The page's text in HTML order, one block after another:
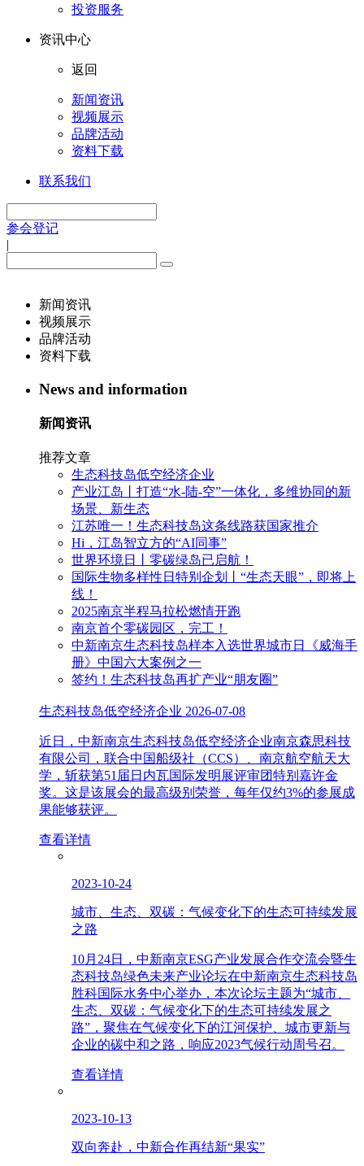
投资服务
资讯中心
返回
新闻资讯
视频展示
品牌活动
资料下载
联系我们
参会登记
|
新闻资讯
视频展示
品牌活动
资料下载
News and information
新闻资讯
推荐文章
生态科技岛低空经济企业
产业江岛丨打造“水-陆-空”一体化，多维协同的新
场景、新生态
江苏唯一！生态科技岛这条线路获国家推介
Hi，江岛智立方的“AI同事”
世界环境日丨零碳绿岛已启航！
国际生物多样性日特别企划丨“生态天眼”，即将上
线！
2025南京半程马拉松燃情开跑
南京首个零碳园区，完工！
中新南京生态科技岛样本入选世界城市日《威海手
册》中国六大案例之一
签约！生态科技岛再扩产业“朋友圈”
生态科技岛低空经济企业 2026-07-08
近日，中新南京生态科技岛低空经济企业南京森思科技
有限公司，联合中国船级社（CCS）、南京航空航天大
学，斩获第51届日内瓦国际发明展评审团特别嘉许金
奖。这是该展会的最高级别荣誉，每年仅约3%的参展成
果能够获评。
查看详情
2023-10-24
城市、生态、双碳：气候变化下的生态可持续发展
之路
10月24日，中新南京ESG产业发展合作交流会暨生
态科技岛绿色未来产业论坛在中新南京生态科技岛
胜科国际水务中心举办，本次论坛主题为“城市、
生态、双碳：气候变化下的生态可持续发展之
路”，聚焦在气候变化下的江河保护、城市更新与
企业的碳中和之路，响应2023气候行动周号召。
查看详情
2023-10-13
双向奔赴，中新合作再结新“果实”